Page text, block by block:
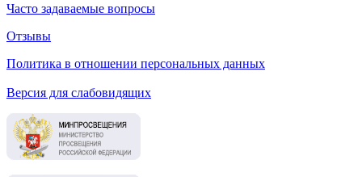
Часто задаваемые вопросы
Отзывы
Политика в отношении персональных данных
Версия для слабовидящих